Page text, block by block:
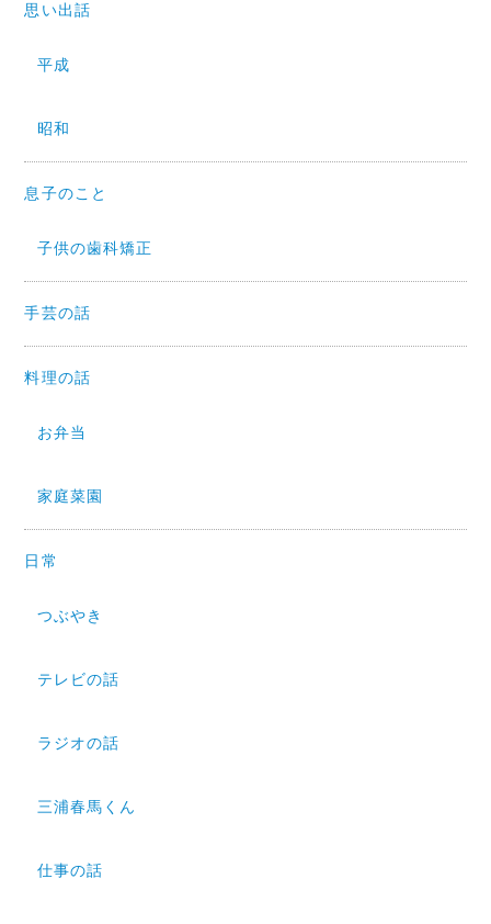
思い出話
平成
昭和
息子のこと
子供の歯科矯正
手芸の話
料理の話
お弁当
家庭菜園
日常
つぶやき
テレビの話
ラジオの話
三浦春馬くん
仕事の話